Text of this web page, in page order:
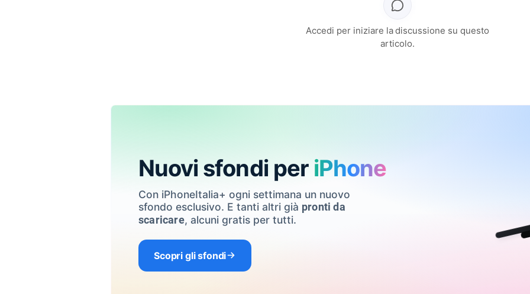
Accedi per iniziare la discussione su questo
articolo.
Nuovi sfondi per iPhone
Con iPhoneItalia+ ogni settimana un nuovo
sfondo esclusivo. E tanti altri già pronti da
scaricare, alcuni gratis per tutti.
Scopri gli sfondi